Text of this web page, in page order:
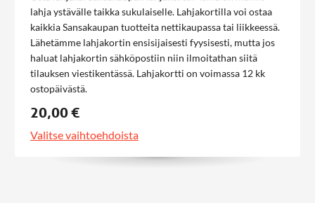
lahja ystävälle taikka sukulaiselle. Lahjakortilla voi ostaa
kaikkia Sansakaupan tuotteita nettikaupassa tai liikkeessä.
Lähetämme lahjakortin ensisijaisesti fyysisesti, mutta jos
haluat lahjakortin sähköpostiin niin ilmoitathan siitä
tilauksen viestikentässä. Lahjakortti on voimassa 12 kk
ostopäivästä.
20,00 €
Valitse vaihtoehdoista